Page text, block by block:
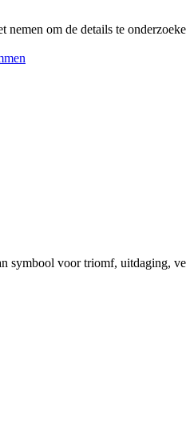
om de details te
symbool voor triomf, uitdaging,